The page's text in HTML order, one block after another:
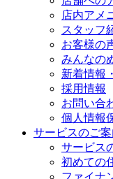
店内アメ
スタッフ
お客様の
みんなの
新着情報
採用情報
お問い合
個人情報
サービスのご案
サービス
初めての
ファイナ